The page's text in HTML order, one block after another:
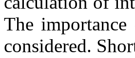
The
considered.